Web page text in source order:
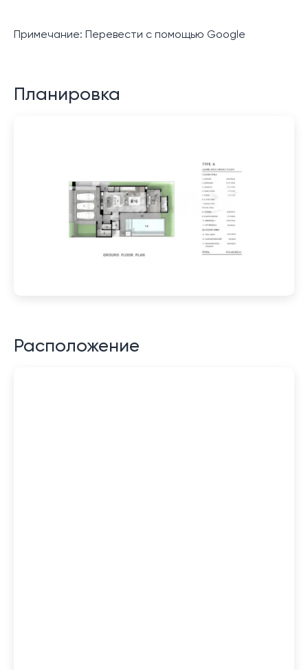
Примечание: Перевести с помощью Google
Планировка
Расположение